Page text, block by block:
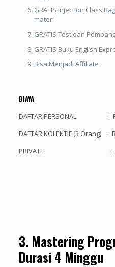
GRATIS Injection Class
materi
GRATIS Test dan
GRATIS Buku English
Bisa Menjadi Affiliate
BIAYA
DAFTAR PERSONAL :
DAFTAR KOLEKTIF (3 Orang) :
PRIVATE : Rp
3. Mastering
Durasi 4 Minggu